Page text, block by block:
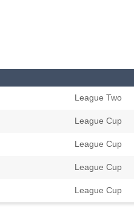
League Two
League Cup
League Cup
League Cup
League Cup